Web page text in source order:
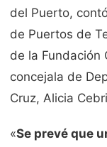
del Puerto,
de Puertos de
de la Fundación
concejala de
Cruz, Alicia
«Se prevé que